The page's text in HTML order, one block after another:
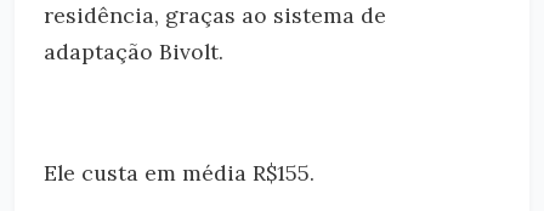
residência, graças ao sistema de
adaptação Bivolt.
Ele custa em média R$155.